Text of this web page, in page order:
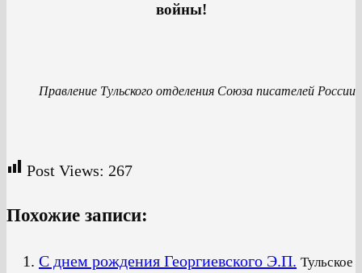
войны!
Правление Тульского отделения Союза писателей России
Post Views: 267
Похожие записи:
С днем рождения Георгиевского Э.П. Тульское